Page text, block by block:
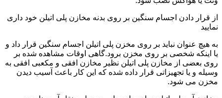
از قرار دادن اجسام سنگین بر روی بدنه مخازن پلی اتیلن خود داری
نمایید
به هیچ عنوان نباید بر روی مخزن پلی اتیلن اجسام سنگین قرار داد و
یا اینکه شخصی بر روی مخزن برود.گاهی اوقات مشاهده شده بر
روی بعضی از مخازن پلی اتیلن نظیر مخازن افقی و مکعبی افقی به
وسیله و یا تجهیزاتی قرار داده شده که این کار باعث آسیب دیدن
مخزن می شود.